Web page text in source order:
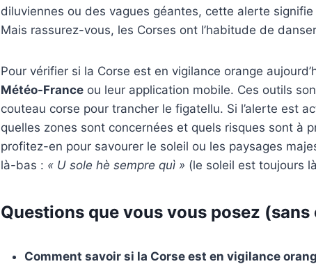
diluviennes ou des vagues géantes, cette alerte
Mais rassurez-vous, les Corses ont l’habitude de
Pour vérifier si la Corse est en vigilance orange
Météo-France ou leur application mobile. Ces outils
couteau corse pour trancher le figatellu. Si l’alerte est
quelles zones sont concernées et quels risques sont à
profitez-en pour savourer le soleil ou les paysages
là-bas : « U sole hè sempre quì » (le soleil est toujours
Questions que vous vous posez (sans
Comment savoir si la Corse est en vigilance